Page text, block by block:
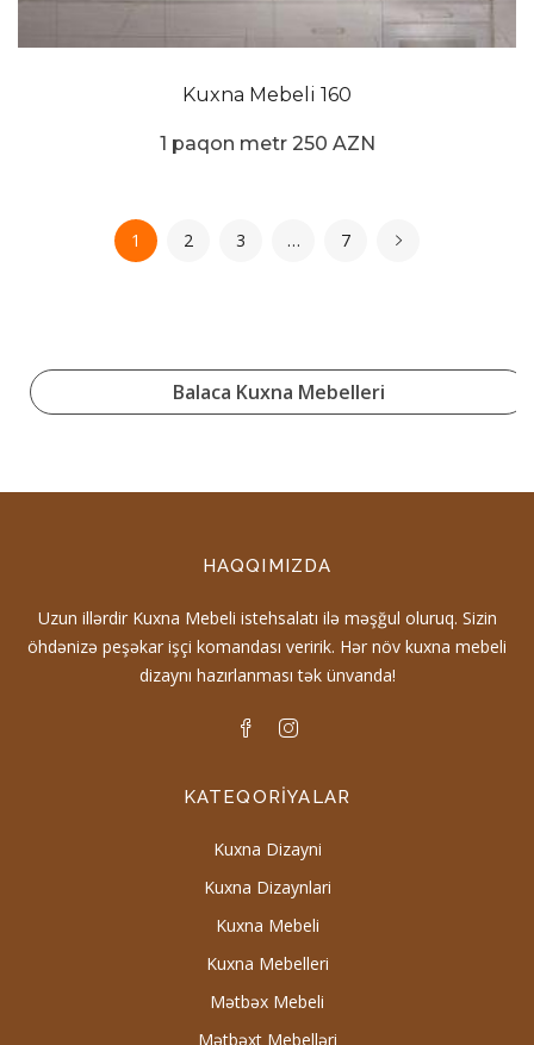
Kuxna Mebeli 160
1 paqon metr 250 AZN
1 2 3 … 7
Balaca Kuxna Mebelleri
HAQQIMIZDA
Uzun illərdir Kuxna Mebeli istehsalatı ilə məşğul oluruq. Sizin
öhdənizə peşəkar işçi komandası veririk. Hər növ kuxna mebeli
dizaynı hazırlanması tək ünvanda!
KATEQORIYALAR
Kuxna Dizayni
Kuxna Dizaynlari
Kuxna Mebeli
Kuxna Mebelleri
Mətbəx Mebeli
Mətbəxt Mebelləri